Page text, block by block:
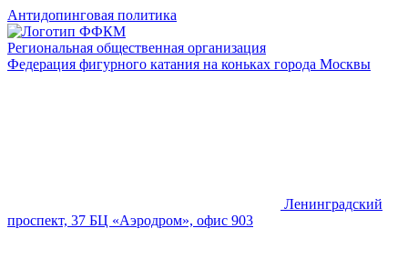
Антидопинговая политика
Региональная общественная организация
Федерация фигурного катания на коньках города Москвы
Ленинградский
проспект, 37 БЦ «Аэродром», офис 903